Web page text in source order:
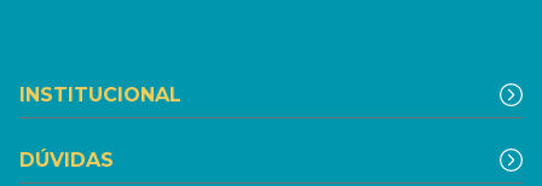
INSTITUCIONAL
DÚVIDAS